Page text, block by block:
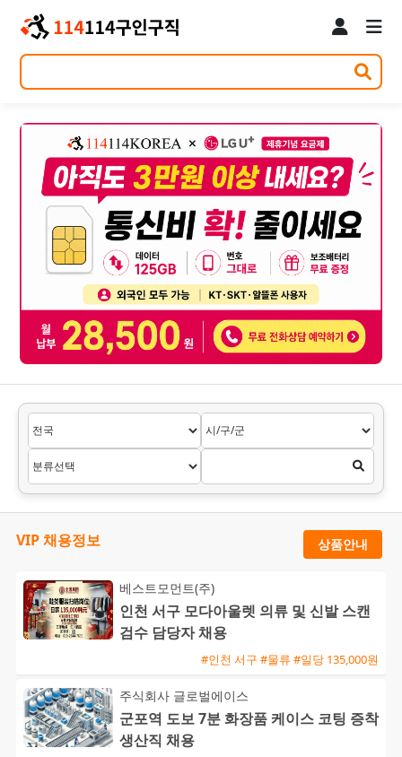
VIP 채용정보 상품안내
베스트모먼트(주)
인천 서구 모다아울렛 의류 및 신발 스캔
검수 담당자 채용
#인천 서구 #물류 #일당 135,000원
주식회사 글로벌에이스
군포역 도보 7분 화장품 케이스 코팅 증착
생산직 채용